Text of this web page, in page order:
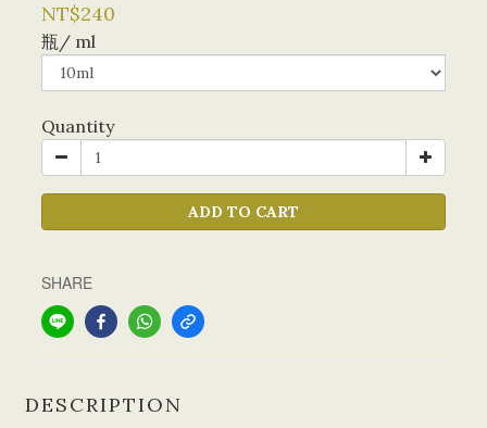
NT$240
瓶/ ml
Quantity
ADD TO CART
SHARE
DESCRIPTION